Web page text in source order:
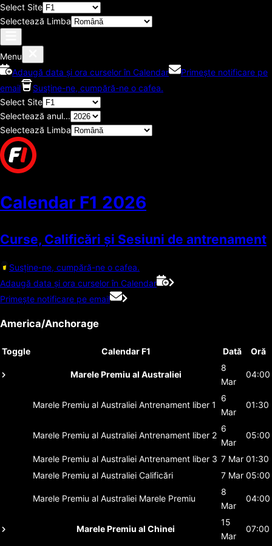
Select Site
Selectează Limba
Menu
Adaugă data și ora curselor în Calendar
Primește notificare pe
email
Susține-ne, cumpără-ne o cafea.
Select Site
Selectează anul...
Selectează Limba
Calendar F1 2026
Curse, Calificări și Sesiuni de antrenament
Susține-ne, cumpără-ne o cafea.
Adaugă data și ora curselor în Calendar
Primește notificare pe email
America/Anchorage
Toggle Calendar F1 Dată Oră
Marele Premiu al Australiei
8
Mar
04:00
Marele Premiu al Australiei Antrenament liber 1
6
Mar
01:30
Marele Premiu al Australiei Antrenament liber 2
6
Mar
05:00
Marele Premiu al Australiei Antrenament liber 3 7 Mar 01:30
Marele Premiu al Australiei Calificări 7 Mar 05:00
Marele Premiu al Australiei Marele Premiu
8
Mar
04:00
Marele Premiu al Chinei
15
Mar
07:00